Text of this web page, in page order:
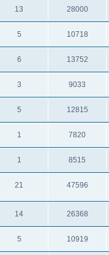
13 28000
5 10718
6 13752
3 9033
5 12815
1 7820
1 8515
21 47596
14 26368
5 10919